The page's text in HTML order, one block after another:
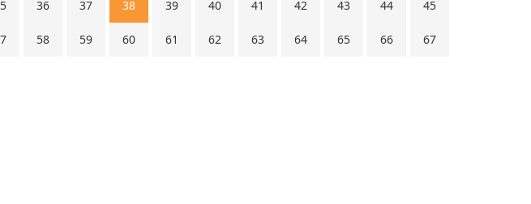
36 37 38 39 40 41 42 43 44 45
58 59 60 61 62 63 64 65 66 67